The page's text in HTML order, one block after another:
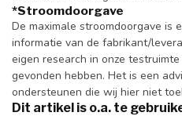
*Stroomdoorgave
De maximale stroomdoorgave is
informatie van de fabrikant/
eigen research in onze
gevonden hebben. Het is een
ondersteunen die wij hier niet
Dit artikel is o.a. te